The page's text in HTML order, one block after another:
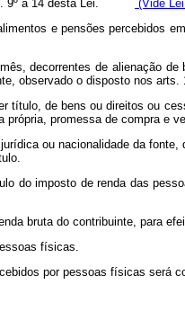
9º a 14 desta Lei.
(Vide
e pensões percebidos
decorrentes de alienação
observado o disposto nos arts.
título, de bens ou direitos ou
promessa de compra e
ou nacionalidade da
do imposto de renda das
bruta do contribuinte, para
físicas.
por pessoas físicas será